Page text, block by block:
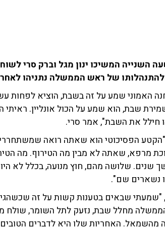
השנייה המשיכו ינון מגל וברק סרי
להתנהלותו של ראש הממשלה נתניהו
האמוני שמע על זה בשבת, הוציא לפחות
שבת, הוא שמע על הכול אונליין. ראיתי
חילל את השבת", אמר סרי.
"הקטע הפסיכוטי הוא שאתה רואה
מרפא, שאתה לא מבין מה הטירוף. מה
שנים. שלושה מהם, חוץ מנועה, בכלל לא
נשארים שם".
"שמעתי שבאים בטענות קשות על זה
מחלל שבת, נזעק לתל השומר, שולח
האחריות שלו היא לדברים הטובים